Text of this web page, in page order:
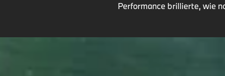
Performance brillierte, wie